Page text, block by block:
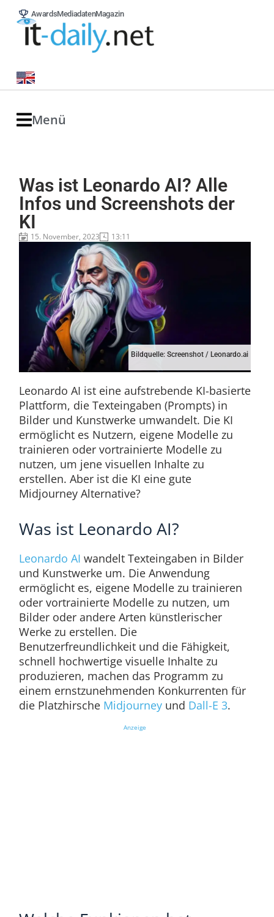
AwardsMediadatenMagazin
Menü
Was ist Leonardo AI? Alle
Infos und Screenshots der
KI
15. November, 2023 13:11
Bildquelle: Screenshot / Leonardo.ai
Leonardo AI ist eine aufstrebende KI-basierte
Plattform, die Texteingaben (Prompts) in
Bilder und Kunstwerke umwandelt. Die KI
ermöglicht es Nutzern, eigene Modelle zu
trainieren oder vortrainierte Modelle zu
nutzen, um jene visuellen Inhalte zu
erstellen. Aber ist die KI eine gute
Midjourney Alternative?
Was ist Leonardo AI?
Leonardo AI wandelt Texteingaben in Bilder
und Kunstwerke um. Die Anwendung
ermöglicht es, eigene Modelle zu trainieren
oder vortrainierte Modelle zu nutzen, um
Bilder oder andere Arten künstlerischer
Werke zu erstellen. Die
Benutzerfreundlichkeit und die Fähigkeit,
schnell hochwertige visuelle Inhalte zu
produzieren, machen das Programm zu
einem ernstzunehmenden Konkurrenten für
die Platzhirsche Midjourneyund Dall-E 3.
Anzeige